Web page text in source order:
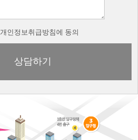
개인정보취급방침에 동의